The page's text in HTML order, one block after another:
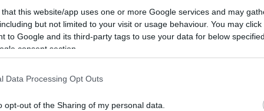
that this website/app uses one or more Google services and may
but not limited to your visit or usage behaviour. You may
to Google and its third-party tags to use your data for below
consent section.
Data Processing Opt Outs
opt-out of the Sharing of my personal data.
από τους Μπακς τον Πατ Κόνατον(SG, 1993)
Drafts (2031 & 2032).
πως ο Βασίλιε Μίτσιτς
ενεργοποίησε την team option των
έγινε ανταλλαγή για δεύτερη φορά μέσα